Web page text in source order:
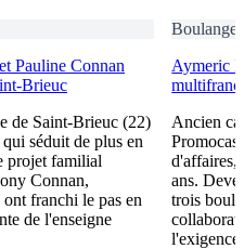
Pauline Connan
Brieuc
de Saint-Brieuc (22)
séduit de plus en
projet familial
Connan,
franchi le pas en
de l'enseigne
Aymeric
Ancien
d'affaires,
ans.
trois